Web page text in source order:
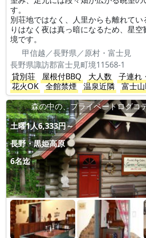
す。
別荘地ではなく、人里からも離れて
りはなく夜は真っ暗になるため、星
境です。
甲信越／長野県／原村・富士見
長野県諏訪郡富士見町境11568-1
貸別荘
屋根付BBQ 大人数
子連れ
花火OK
全館禁煙 温泉近隣
富士
森の中の、プライベートログコ
土曜1人6,333円～
長野・黒姫高原
6名迄